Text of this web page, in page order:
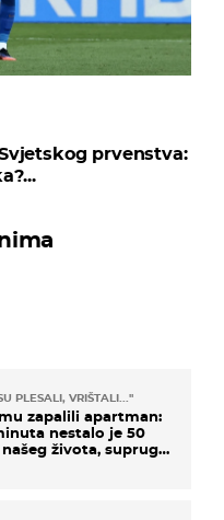
prvenstva:
PLESALI, VRIŠTALI..."
zapalili apartman:
nestalo je 50
života, supruga